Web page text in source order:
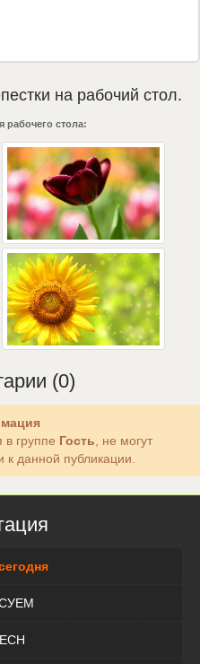
на рабочий стол.
рабочего стола:
(0)
группе Гость , не могут
к данной публикации.